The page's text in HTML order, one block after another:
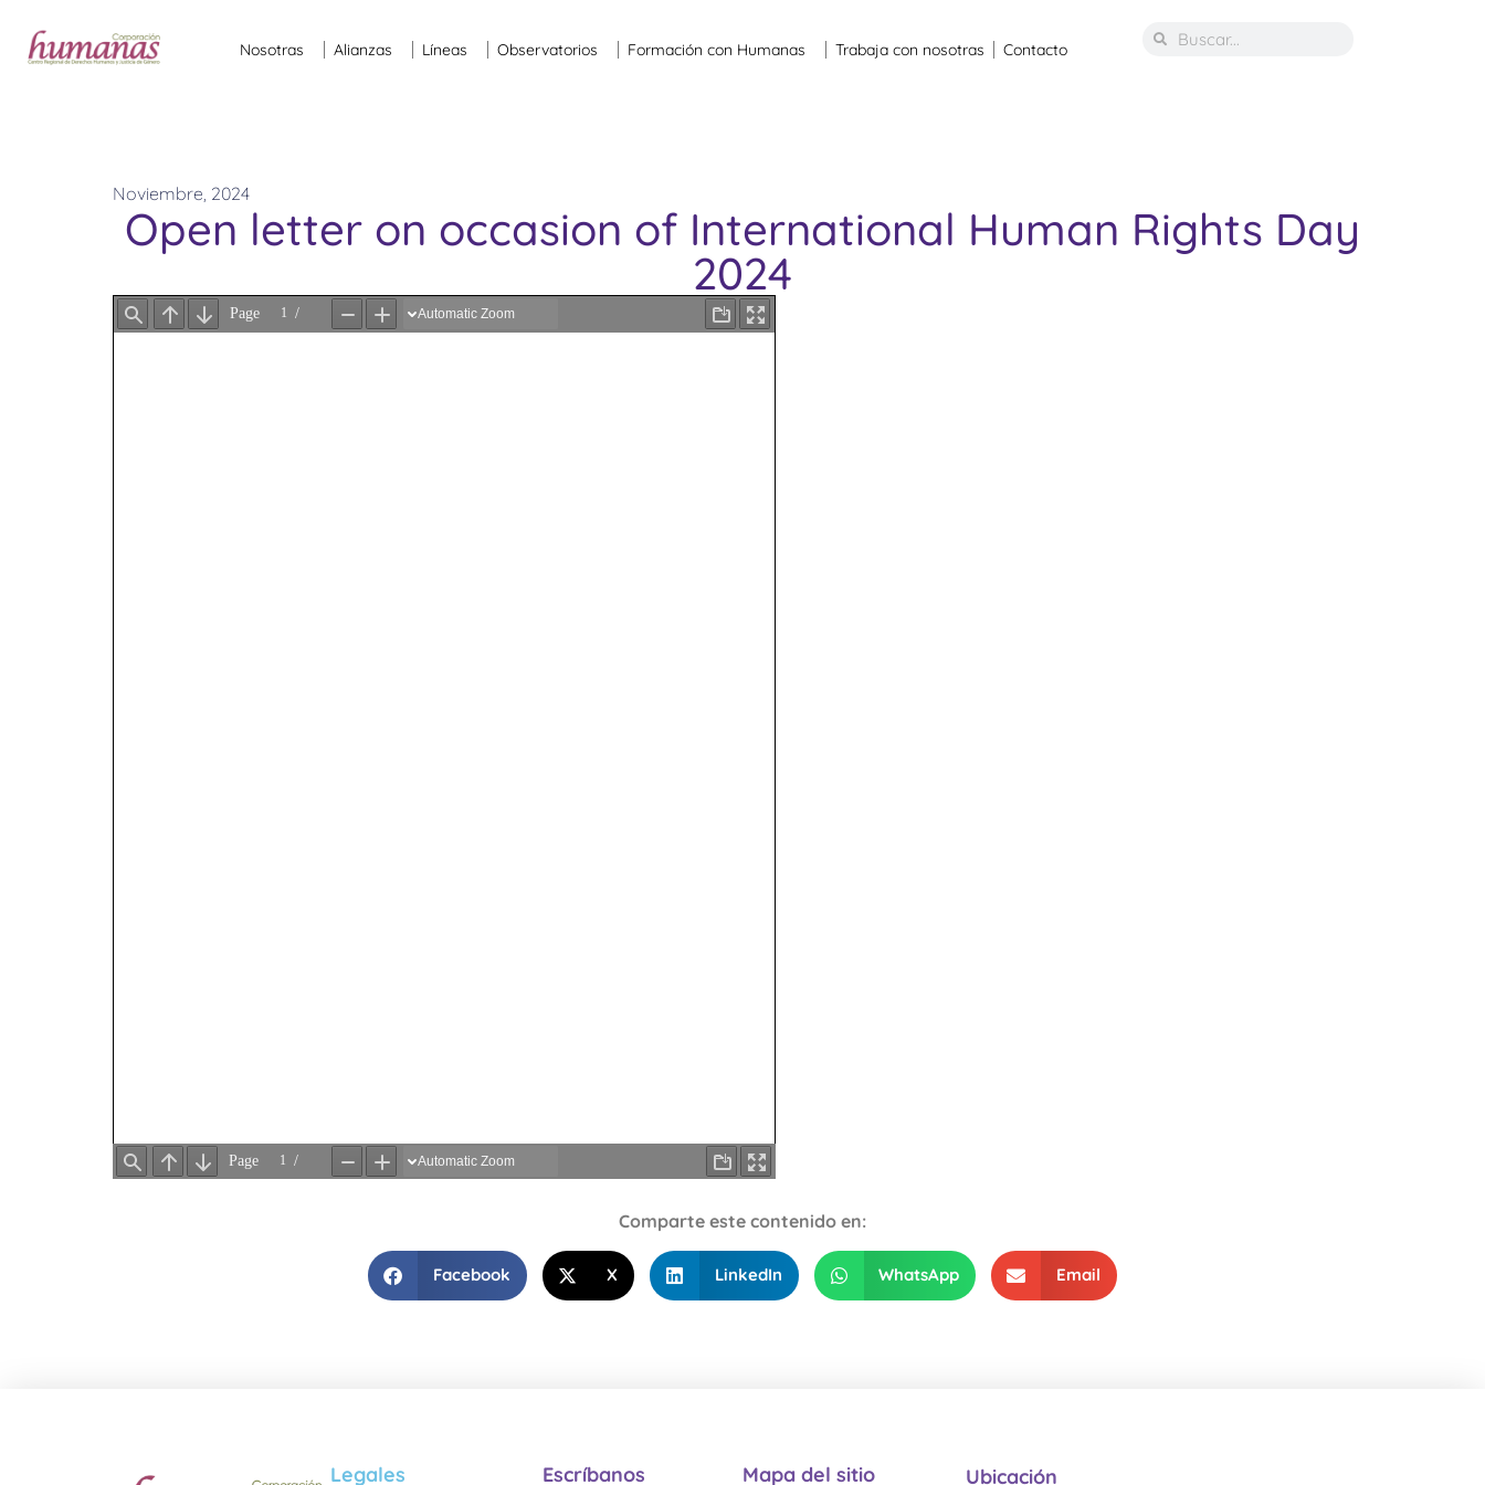
Nosotras Alianzas Líneas Observatorios Formación con Humanas Trabaja con nosotras Contacto
Noviembre, 2024
Open letter on occasion of International Human Rights Day
2024
Comparte este contenido en:
Facebook X LinkedIn WhatsApp Email
Legales Escríbanos Mapa del sitio Ubicación